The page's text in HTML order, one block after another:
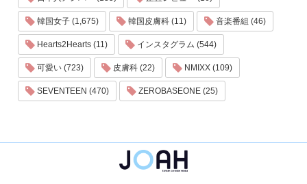
韓国女子 (1,675) 韓国皮膚科 (11) 音楽番組 (46)
Hearts2Hearts (11) インスタグラム (544)
可愛い (723) 皮膚科 (22) NMIXX (109)
SEVENTEEN (470) ZEROBASEONE (25)